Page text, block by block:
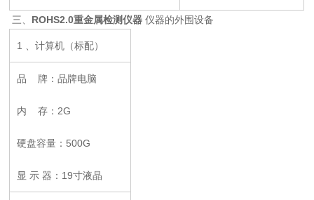
三、 ROHS2.0重金属检测仪器 仪器的外围设备
1 、计算机（标配）
品 牌：品牌电脑
内 存：2G
硬盘容量：500G
显 示 器：19寸液晶